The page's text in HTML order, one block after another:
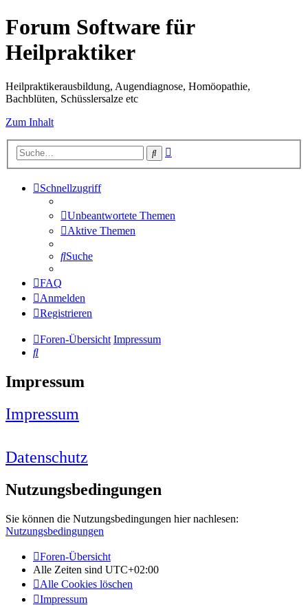
Forum Software für
Heilpraktiker
Heilpraktikerausbildung, Augendiagnose, Homöopathie,
Bachblüten, Schüsslersalze etc
Zum Inhalt
Suche
Schnellzugriff
Unbeantwortete Themen
Aktive Themen
Suche
FAQ
Anmelden
Registrieren
Foren-Übersicht Impressum
Suche
Impressum
Impressum
Datenschutz
Nutzungsbedingungen
Sie können die Nutzungsbedingungen hier nachlesen:
Nutzungsbedingungen
Foren-Übersicht
Alle Zeiten sind UTC+02:00
Alle Cookies löschen
Impressum